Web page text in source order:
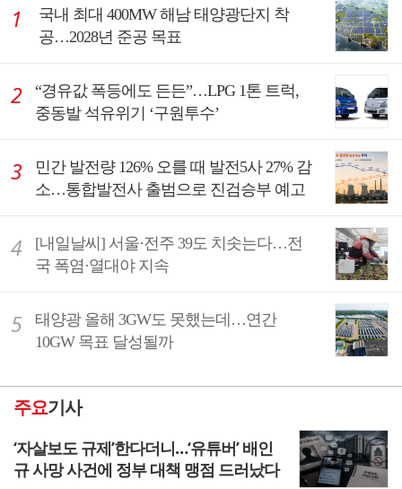
국내 최대 400MW 해남 태양광단지 착
공…2028년 준공 목표
“경유값 폭등에도 든든”…LPG 1톤 트럭,
중동발 석유위기 ‘구원투수’
민간 발전량 126% 오를 때 발전5사 27% 감
소…통합발전사 출범으로 진검승부 예고
[내일날씨] 서울·전주 39도 치솟는다…전
국 폭염·열대야 지속
태양광 올해 3GW도 못했는데…연간
10GW 목표 달성될까
주요기사
‘자살보도 규제’한다더니…‘유튜버’ 배인
규 사망 사건에 정부 대책 맹점 드러났다